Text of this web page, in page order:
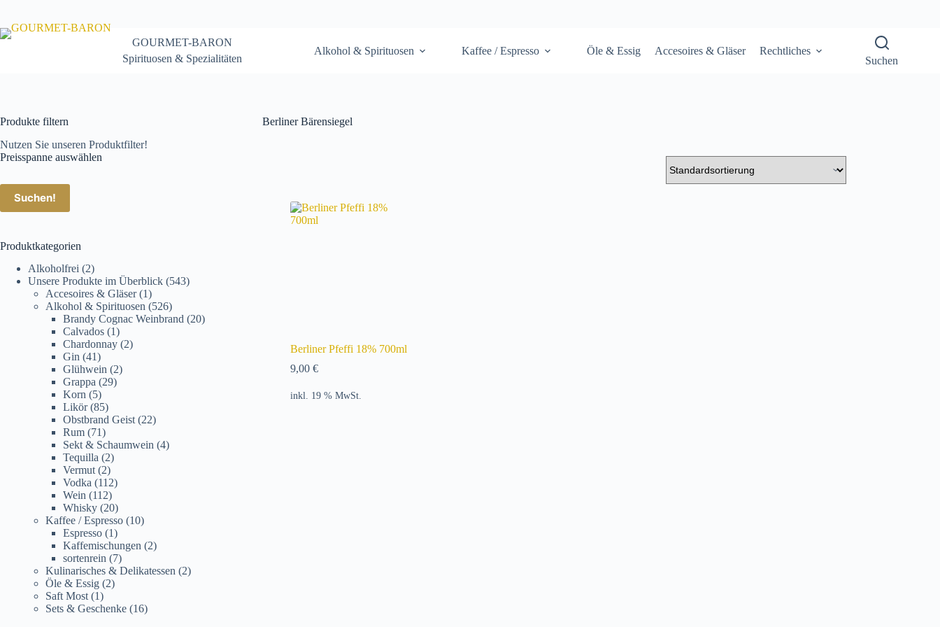
springen
GOURMET-BARON
Spirituosen & Spezialitäten
Alkohol & Spirituosen Kaffee / Espresso Öle & Essig Accesoires & Gläser
Rechtliches
Suchen
Berliner Bärensiegel
Berliner Pfeffi 18% 700ml
9,00 €
inkl. 19 % MwSt.
Produkte filtern
Nutzen Sie unseren Produktfilter!
Preisspanne auswählen
Suchen!
Produktkategorien
Alkoholfrei (2)
Unsere Produkte im Überblick (543)
Accesoires & Gläser (1)
Alkohol & Spirituosen (526)
Brandy Cognac Weinbrand (20)
Calvados (1)
Chardonnay (2)
Gin (41)
Glühwein (2)
Grappa (29)
Korn (5)
Likör (85)
Obstbrand Geist (22)
Rum (71)
Sekt & Schaumwein (4)
Tequilla (2)
Vermut (2)
Vodka (112)
Wein (112)
Whisky (20)
Kaffee / Espresso (10)
Espresso (1)
Kaffemischungen (2)
sortenrein (7)
Kulinarisches & Delikatessen (2)
Öle & Essig (2)
Saft Most (1)
Sets & Geschenke (16)